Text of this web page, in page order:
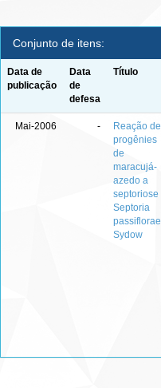
Conjunto de itens:
Data de
publicação
Data
de
defesa
Título
Mai-2006 -
Reação de
progênies
de
maracujá-
azedo a
septoriose
Septoria
passiflorae
Sydow